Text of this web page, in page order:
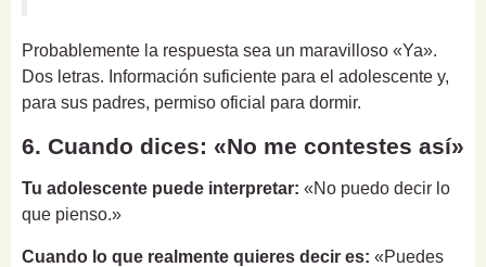
Probablemente la respuesta sea un maravilloso «Ya».
Dos letras. Información suficiente para el adolescente y,
para sus padres, permiso oficial para dormir.
6. Cuando dices: «No me contestes así»
Tu adolescente puede interpretar: «No puedo decir lo
que pienso.»
Cuando lo que realmente quieres decir es: «Puedes